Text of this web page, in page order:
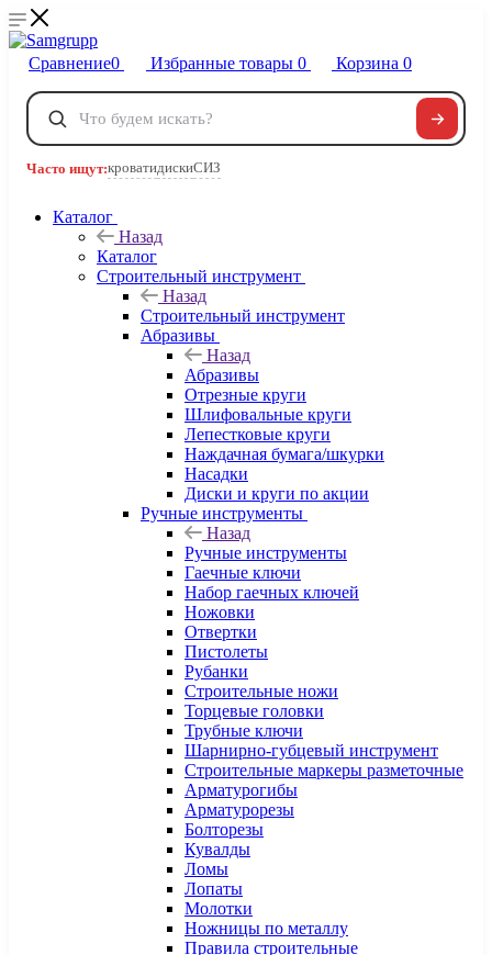
Сравнение0 Избранные товары 0 Корзина 0
Телефоны
8 800 222-40-09
Часто ищут:кроватидискиСИЗ
Каталог
Назад
Каталог
Строительный инструмент
Назад
Строительный инструмент
Абразивы
Назад
Абразивы
Отрезные круги
Шлифовальные круги
Лепестковые круги
Наждачная бумага/шкурки
Насадки
Диски и круги по акции
Ручные инструменты
Назад
Ручные инструменты
Гаечные ключи
Набор гаечных ключей
Ножовки
Отвертки
Пистолеты
Рубанки
Строительные ножи
Торцевые головки
Трубные ключи
Шарнирно-губцевый инструмент
Строительные маркеры разметочные
Арматурогибы
Арматурорезы
Болторезы
Кувалды
Ломы
Лопаты
Молотки
Ножницы по металлу
Правила строительные